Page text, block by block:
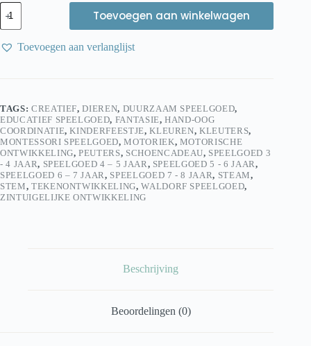
Goki
Draagtas
Katoen
–
Hond
zelf
te
kleuren
aantal
Toevoegen aan winkelwagen
Toevoegen aan verlanglijst
TAGS: CREATIEF,DIEREN, DUURZAAM SPEELGOED,
EDUCATIEF SPEELGOED, FANTASIE,HAND-OOG
COORDINATIE,KINDERFEESTJE,KLEUREN,KLEUTERS,
MONTESSORI SPEELGOED,MOTORIEK, MOTORISCHE
ONTWIKKELING,PEUTERS, SCHOENCADEAU, SPEELGOED 3
- 4 JAAR, SPEELGOED 4 – 5 JAAR , SPEELGOED 5 - 6 JAAR ,
SPEELGOED 6 – 7 JAAR , SPEELGOED 7 - 8 JAAR, STEAM,
STEM, TEKENONTWIKKELING,WALDORF SPEELGOED,
ZINTUIGELIJKE ONTWIKKELING
Beschrijving
Beoordelingen (0)